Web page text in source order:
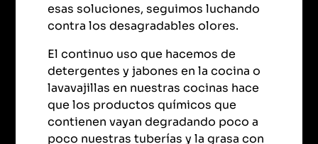
esas soluciones, seguimos luchando
contra los desagradables olores.
El continuo uso que hacemos de
detergentes y jabones en la cocina o
lavavajillas en nuestras cocinas hace
que los productos químicos que
contienen vayan degradando poco a
poco nuestras tuberías y la grasa con